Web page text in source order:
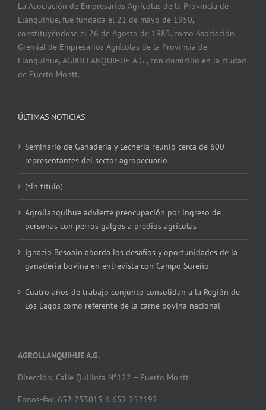
La Asociación de Empresarios Agrícolas de la Provincia de
Llanquihue, fue fundada el 21 de mayo de 1950,
constituyéndose el 26 de Agosto de 1985, como Asociación
Gremial de Empresarios Agrícolas de la Provincia de
Llanquihue, AGROLLANQUIHUE A.G., con domicilio en la ciudad
de Puerto Montt.
ÚLTIMAS NOTICIAS
Seminario de Ganadería y Lechería reunió cerca de 600
representantes del sector agropecuario
(sin título)
Agrollanquihue advierte preocupación por ingreso de
personas con perros galgos a predios agrícolas
Ignacio Besoain aborda los desafíos y oportunidades de la
ganadería bovina en entrevista con Campo Sureño
Cuatro años de trabajo conjunto consolidan a la Región de
Los Lagos como referente de la carne bovina nacional
AGROLLANQUIHUE A.G.
Dirección: Calle Quillota Nº122 – Puerto Montt
Fonos-fax: 652 253015 ó 652 252192